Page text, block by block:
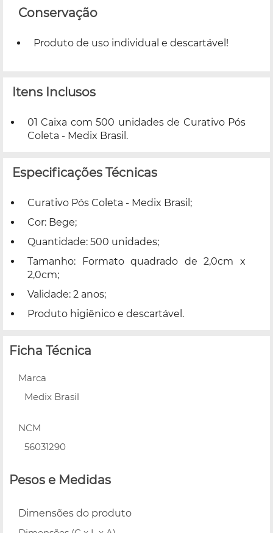
Conservação
Produto de uso individual e descartável!
Itens Inclusos
01 Caixa com 500 unidades de Curativo Pós
Coleta - Medix Brasil.
Especificações Técnicas
Curativo Pós Coleta - Medix Brasil;
Cor: Bege;
Quantidade: 500 unidades;
Tamanho: Formato quadrado de 2,0cm x
2,0cm;
Validade: 2 anos;
Produto higiênico e descartável.
Ficha Técnica
Marca
Medix Brasil
NCM
56031290
Pesos e Medidas
Dimensões do produto